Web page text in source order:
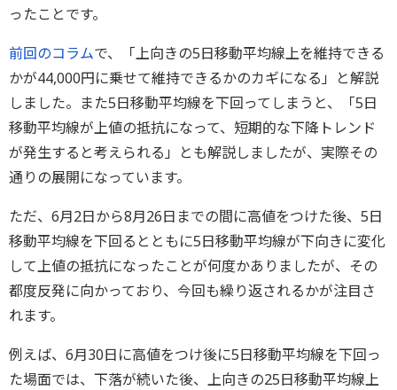
ったことです。
前回のコラムで、「上向きの5日移動平均線上を維持できる
かが44,000円に乗せて維持できるかのカギになる」と解説
しました。また5日移動平均線を下回ってしまうと、「5日
移動平均線が上値の抵抗になって、短期的な下降トレンド
が発生すると考えられる」とも解説しましたが、実際その
通りの展開になっています。
ただ、6月2日から8月26日までの間に高値をつけた後、5日
移動平均線を下回るとともに5日移動平均線が下向きに変化
して上値の抵抗になったことが何度かありましたが、その
都度反発に向かっており、今回も繰り返されるかが注目さ
れます。
例えば、6月30日に高値をつけ後に5日移動平均線を下回っ
た場面では、下落が続いた後、上向きの25日移動平均線上